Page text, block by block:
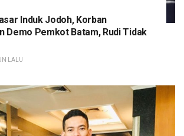
Induk Jodoh, Korban
Demo Pemkot Batam, Rudi Tidak
LALU